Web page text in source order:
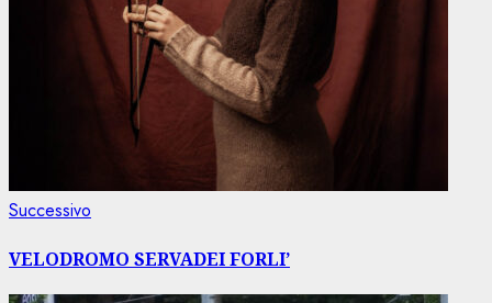
Successivo
VELODROMO SERVADEI FORLI’